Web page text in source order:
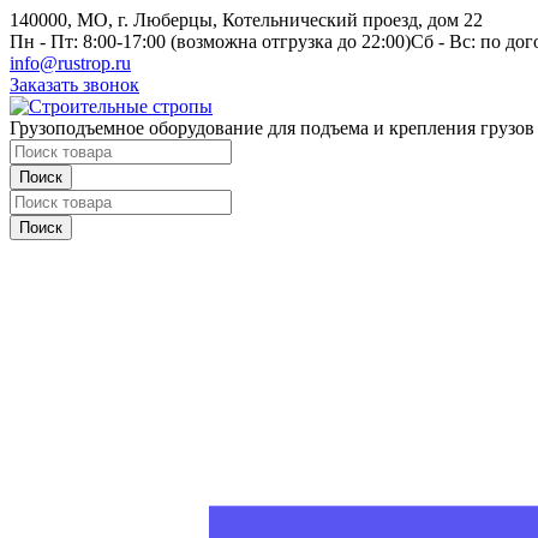
140000, МО, г. Люберцы, Котельнический проезд, дом 22
Пн - Пт: 8:00-17:00 (возможна отгрузка до 22:00)Сб - Вс: по
info@rustrop.ru
Заказать звонок
Грузоподъемное оборудование для подъема и крепления грузов
Поиск
Поиск